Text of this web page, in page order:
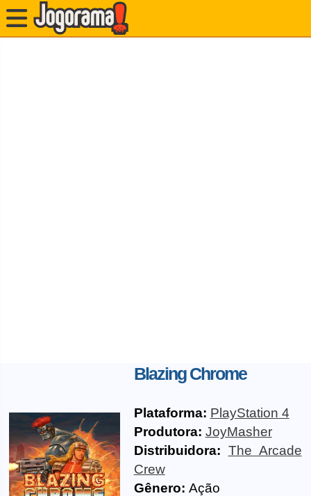
Blazing Chrome
Plataforma: PlayStation 4
Produtora: JoyMasher
Distribuidora: The Arcade
Crew
Gênero: Ação